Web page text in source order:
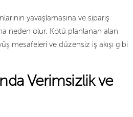
yavaşlamasına ve sipariş
neden olur. Kötü planlanan alan
mesafeleri ve düzensiz iş akışı gibi
Verimsizlik ve